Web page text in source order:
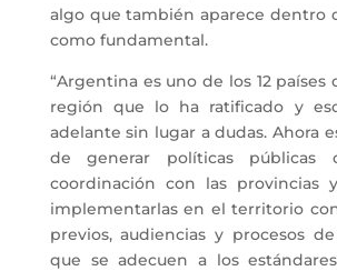
algo que también aparece dentro
como fundamental.
“Argentina es uno de los 12 países
región que lo ha ratificado y
adelante sin lugar a dudas. Ahora
de generar políticas públicas
coordinación con las provincias
implementarlas en el territorio
previos, audiencias y procesos
que se adecuen a los